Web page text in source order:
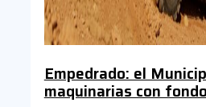
Empedrado: el
maquinarias con